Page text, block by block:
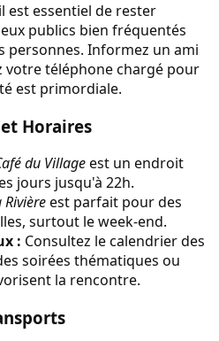
est essentiel de rester
publics bien fréquentés
Informez un ami
votre téléphone chargé pour
est primordiale.
Horaires
du Villageest un endroit
jours jusqu'à 22h.
Rivièreest parfait pour des
surtout le week-end.
: Consultez le calendrier des
soirées thématiques ou
la rencontre.